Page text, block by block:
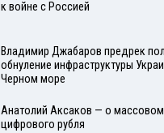
к войне с Россией
Владимир Джабаров предрек
обнуление инфраструктуры
Черном море
Анатолий Аксаков — о
цифрового рубля